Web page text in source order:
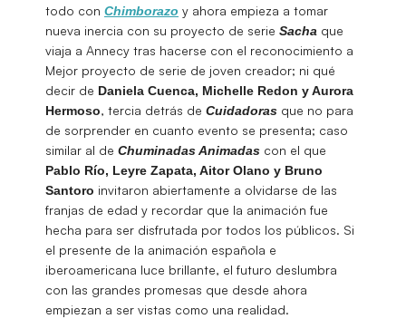
todo con Chimborazo y ahora empieza a tomar
nueva inercia con su proyecto de serie Sacha que
viaja a Annecy tras hacerse con el reconocimiento a
Mejor proyecto de serie de joven creador; ni qué
decir de Daniela Cuenca, Michelle Redon y Aurora
Hermoso, tercia detrás de Cuidadoras que no para
de sorprender en cuanto evento se presenta; caso
similar al de Chuminadas Animadas con el que
Pablo Río, Leyre Zapata, Aitor Olano y Bruno
Santoro invitaron abiertamente a olvidarse de las
franjas de edad y recordar que la animación fue
hecha para ser disfrutada por todos los públicos. Si
el presente de la animación española e
iberoamericana luce brillante, el futuro deslumbra
con las grandes promesas que desde ahora
empiezan a ser vistas como una realidad.